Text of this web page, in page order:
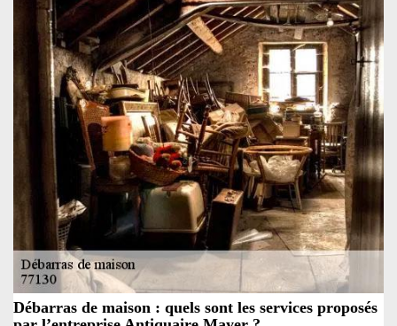
Débarras de maison : quels sont les services proposés